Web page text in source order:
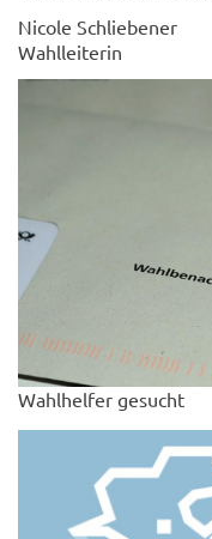
Nicole Schliebener
Wahlleiterin
Wahlhelfer gesucht